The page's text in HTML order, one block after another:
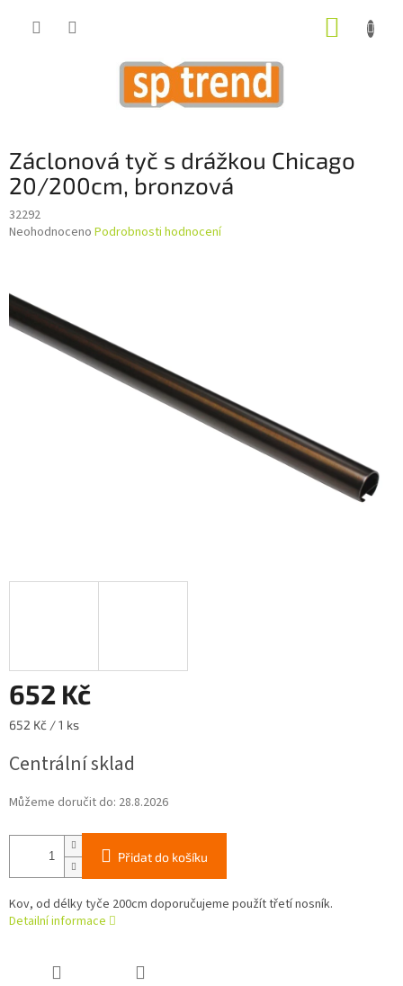
Záclonová tyč s drážkou Chicago
20/200cm, bronzová
32292
Průměrné
0,0
z
5
hvězdiček.
Neohodnoceno Podrobnosti hodnocení
652 Kč
Měrná
652 Kč / 1 ks
Centrální sklad
Můžeme doručit do: 28.8.2026
Přidat do košíku
Kov, od délky tyče 200cm doporučujeme použít třetí nosník.
Detailní informace